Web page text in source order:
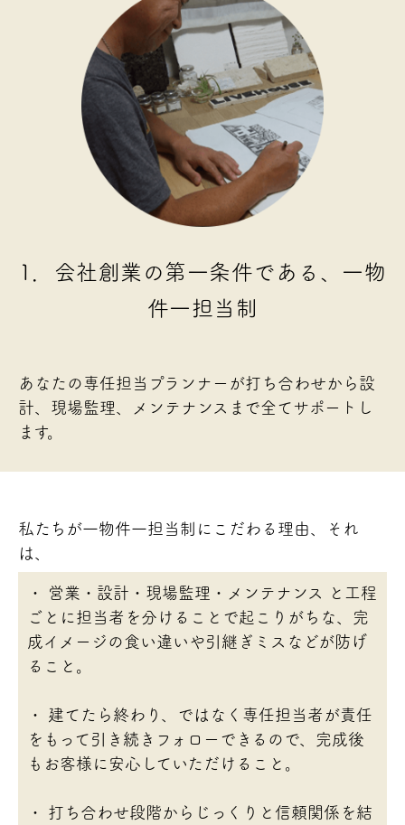
1．会社創業の第一条件である、一物
件一担当制
あなたの専任担当プランナーが打ち合わせから設
計、現場監理、メンテナンスまで全てサポートし
ます。
私たちが一物件一担当制にこだわる理由、それ
は、
・ 営業・設計・現場監理・メンテナンス と工程
ごとに担当者を分けることで起こりがちな、完
成イメージの食い違いや引継ぎミスなどが防げ
ること。
・ 建てたら終わり、ではなく専任担当者が責任
をもって引き続きフォローできるので、完成後
もお客様に安心していただけること。
・ 打ち合わせ段階からじっくりと信頼関係を結